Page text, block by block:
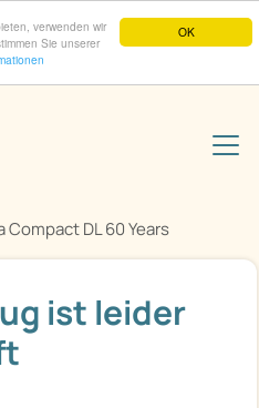
OK
verwenden wir
Sie unserer
Compact DL 60 Years
ist leider